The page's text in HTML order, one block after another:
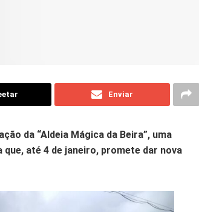
Enviar
da “Aldeia Mágica da Beira”, uma
até 4 de janeiro, promete dar nova